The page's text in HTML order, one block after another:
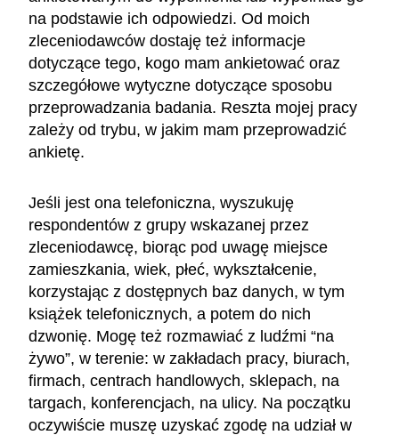
na podstawie ich odpowiedzi. Od moich
zleceniodawców dostaję też informacje
dotyczące tego, kogo mam ankietować oraz
szczegółowe wytyczne dotyczące sposobu
przeprowadzania badania. Reszta mojej pracy
zależy od trybu, w jakim mam przeprowadzić
ankietę.
Jeśli jest ona telefoniczna, wyszukuję
respondentów z grupy wskazanej przez
zleceniodawcę, biorąc pod uwagę miejsce
zamieszkania, wiek, płeć, wykształcenie,
korzystając z dostępnych baz danych, w tym
książek telefonicznych, a potem do nich
dzwonię. Mogę też rozmawiać z ludźmi “na
żywo”, w terenie: w zakładach pracy, biurach,
firmach, centrach handlowych, sklepach, na
targach, konferencjach, na ulicy. Na początku
oczywiście muszę uzyskać zgodę na udział w